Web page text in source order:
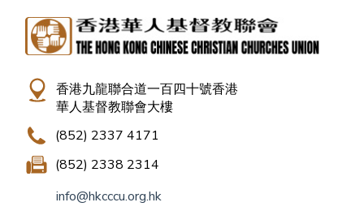
香港九龍聯合道一百四十號香港
華人基督教聯會大樓
(852) 2337 4171
(852) 2338 2314
info@hkcccu.org.hk